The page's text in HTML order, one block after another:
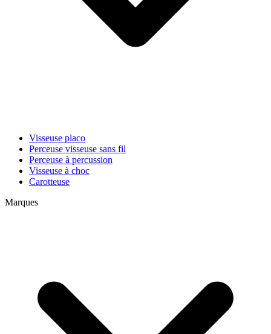
Visseuse placo
Perceuse visseuse sans fil
Perceuse à percussion
Visseuse à choc
Carotteuse
Marques